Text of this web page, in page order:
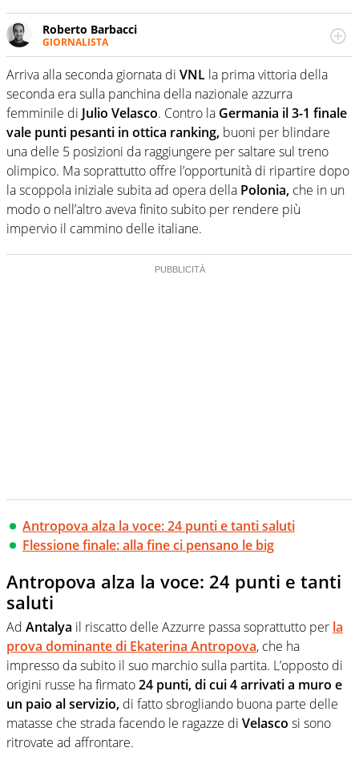
Roberto Barbacci
GIORNALISTA
Giornalista (pubblicista) sportivo a tutto campo, è il
tuttologo di Virgilio Sport. Provate a chiedergli di boxe, di
scherma, di volley o di curling: ve ne farà innamorare
Arriva alla seconda giornata di VNL la prima vittoria della
seconda era sulla panchina della nazionale azzurra
femminile di Julio Velasco. Contro la Germania il 3-1 finale
vale punti pesanti in ottica ranking, buoni per blindare
una delle 5 posizioni da raggiungere per saltare sul treno
olimpico. Ma soprattutto offre l’opportunità di ripartire dopo
la scoppola iniziale subita ad opera della Polonia, che in un
modo o nell’altro aveva finito subito per rendere più
impervio il cammino delle italiane.
Antropova alza la voce: 24 punti e tanti saluti
Flessione finale: alla fine ci pensano le big
Antropova alza la voce: 24 punti e tanti
saluti
Ad Antalya il riscatto delle Azzurre passa soprattutto per la
prova dominante di Ekaterina Antropova, che ha
impresso da subito il suo marchio sulla partita. L’opposto di
origini russe ha firmato24 punti, di cui 4 arrivati a muro e
un paio al servizio, di fatto sbrogliando buona parte delle
matasse che strada facendo le ragazze di Velasco si sono
ritrovate ad affrontare.